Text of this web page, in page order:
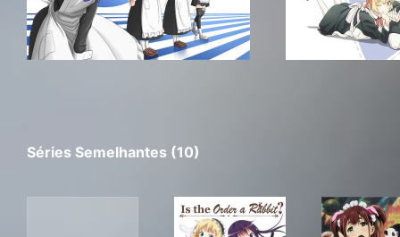
Séries Semelhantes (10)